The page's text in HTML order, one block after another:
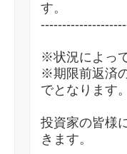
す。
※状況によっ
※期限前返済
でとなります。
投資家の皆様
きます。